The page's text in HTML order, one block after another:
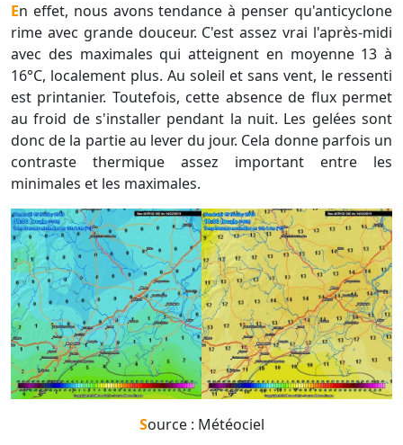
En effet, nous avons tendance à penser qu'anticyclone
rime avec grande douceur. C'est assez vrai l'après-midi
avec des maximales qui atteignent en moyenne 13 à
16°C, localement plus. Au soleil et sans vent, le ressenti
est printanier. Toutefois, cette absence de flux permet
au froid de s'installer pendant la nuit. Les gelées sont
donc de la partie au lever du jour. Cela donne parfois un
contraste thermique assez important entre les
minimales et les maximales.
Source : Météociel